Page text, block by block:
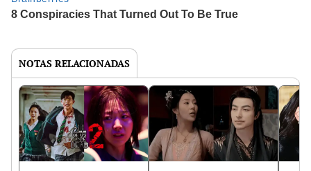
NOTAS RELACIONADAS